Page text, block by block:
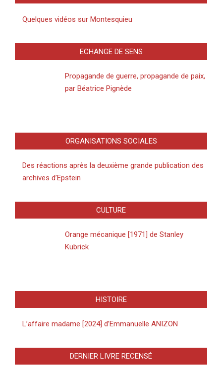
Quelques vidéos sur Montesquieu
ECHANGE DE SENS
Propagande de guerre, propagande de paix,
par Béatrice Pignède
ORGANISATIONS SOCIALES
Des réactions après la deuxième grande publication des
archives d’Epstein
CULTURE
Orange mécanique [1971] de Stanley
Kubrick
HISTOIRE
L’affaire madame [2024] d’Emmanuelle ANIZON
DERNIER LIVRE RECENSÉ